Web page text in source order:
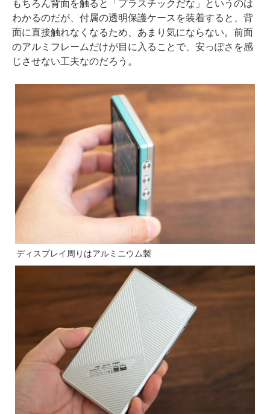
もちろん背面を触ると「プラスチックだな」というのは
わかるのだが、付属の透明保護ケースを装着すると、背
面に直接触れなくなるため、あまり気にならない。前面
のアルミフレームだけが目に入ることで、安っぽさを感
じさせない工夫なのだろう。
ディスプレイ周りはアルミニウム製